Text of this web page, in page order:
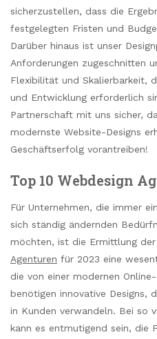
sicherzustellen, dass die
festgelegten Fristen und
Darüber hinaus ist unser
Anforderungen zugeschnitten
Flexibilität und Skalierbarkeit,
und Entwicklung erforderlich
Partnerschaft mit uns sicher,
modernste Website-Designs
Geschäftserfolg vorantreiben!
Top 10 Webdesign
Für Unternehmen, die immer
sich ständig ändernden
möchten, ist die Ermittlung
Agenturen für 2023 eine
die von einer modernen
benötigen innovative Designs,
in Kunden verwandeln. Bei so
kann es entmutigend sein, die